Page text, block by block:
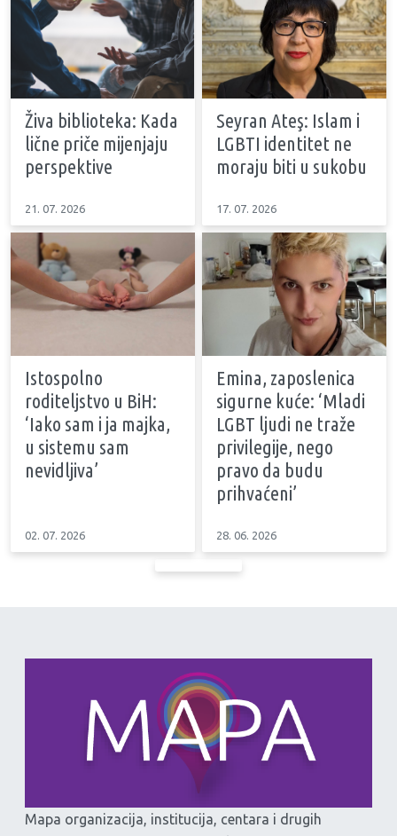
Živa biblioteka: Kada
lične priče mijenjaju
perspektive
21. 07. 2026
Seyran Ateş: Islam i
LGBTI identitet ne
moraju biti u sukobu
17. 07. 2026
Istospolno
roditeljstvo u BiH:
‘Iako sam i ja majka,
u sistemu sam
nevidljiva’
02. 07. 2026
Emina, zaposlenica
sigurne kuće: ‘Mladi
LGBT ljudi ne traže
privilegije, nego
pravo da budu
prihvaćeni’
28. 06. 2026
Mapa organizacija, institucija, centara i drugih